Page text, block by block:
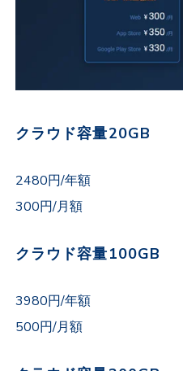
クラウド容量20GB
2480円/年額
300円/月額
クラウド容量100GB
3980円/年額
500円/月額